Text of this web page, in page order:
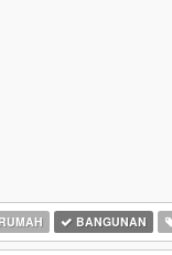
BANGUNAN